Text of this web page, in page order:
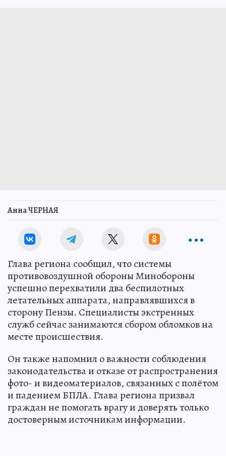
Анна ЧЕРНАЯ
Глава региона сообщил, что системы
противовоздушной обороны Минобороны
успешно перехватили два беспилотных
летательных аппарата, направлявшихся в
сторону Пензы. Специалисты экстренных
служб сейчас занимаются сбором обломков на
месте происшествия.
Он также напомнил о важности соблюдения
законодательства и отказе от распространения
фото- и видеоматериалов, связанных с полётом
и падением БПЛА. Глава региона призвал
граждан не помогать врагу и доверять только
достоверным источникам информации.